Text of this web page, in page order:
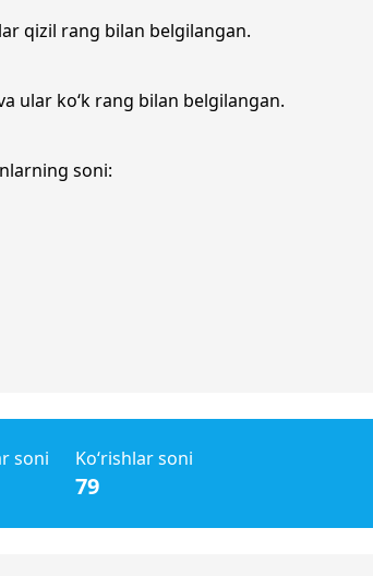
qizil rang bilan belgilangan.
ular ko‘k rang bilan belgilangan.
soni:
soni Ko‘rishlar soni
79